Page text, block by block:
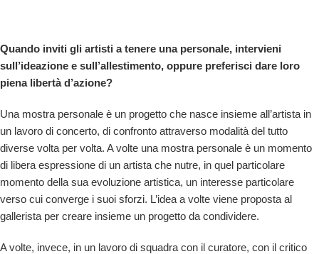
Quando inviti gli artisti a tenere una personale, intervieni
sull’ideazione e sull’allestimento, oppure preferisci dare loro
piena libertà d’azione?
Una mostra personale è un progetto che nasce insieme all’artista in
un lavoro di concerto, di confronto attraverso modalità del tutto
diverse volta per volta. A volte una mostra personale è un momento
di libera espressione di un artista che nutre, in quel particolare
momento della sua evoluzione artistica, un interesse particolare
verso cui converge i suoi sforzi. L’idea a volte viene proposta al
gallerista per creare insieme un progetto da condividere.
A volte, invece, in un lavoro di squadra con il curatore, con il critico